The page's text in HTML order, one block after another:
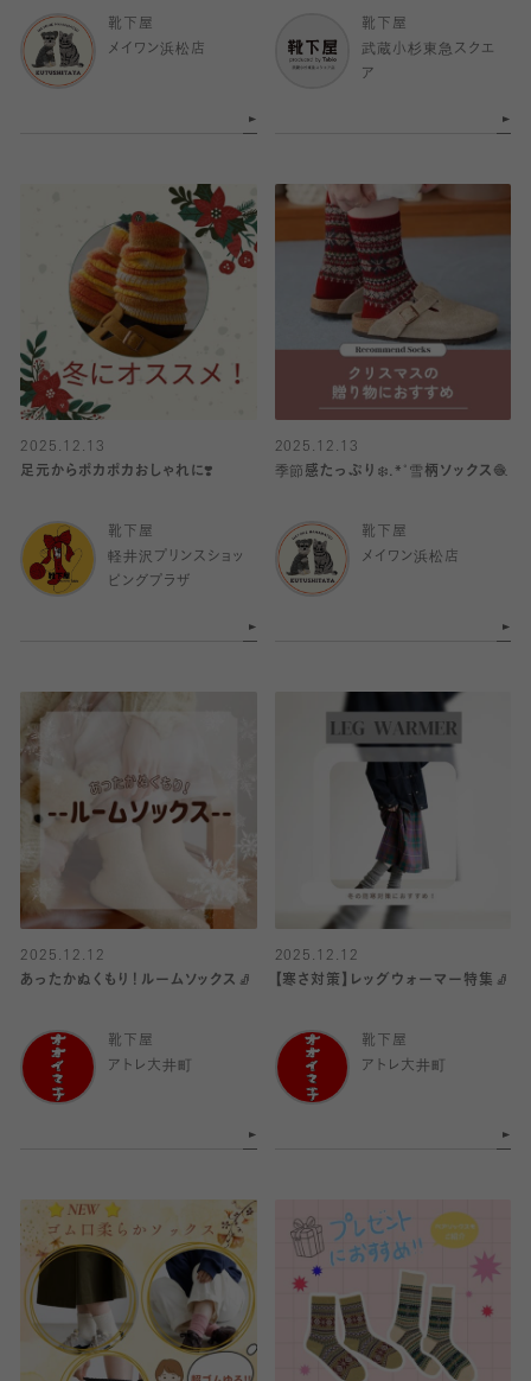
靴下屋
メイワン浜松店
靴下屋
武蔵小杉東急スクエ
ア
2025.12.13
足元からポカポカおしゃれに❣️
靴下屋
軽井沢プリンスショッ
ピングプラザ
2025.12.13
季節感たっぷり❄️.*˚雪柄ソックス🧶
靴下屋
メイワン浜松店
2025.12.12
あったかぬくもり！ルームソックス🧦
靴下屋
アトレ大井町
2025.12.12
【寒さ対策】レッグウォーマー特集🧦
靴下屋
アトレ大井町